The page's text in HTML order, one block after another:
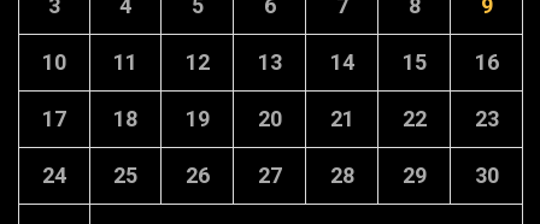
10 11 12 13 14 15 16
17 18 19 20 21 22 23
24 25 26 27 28 29 30